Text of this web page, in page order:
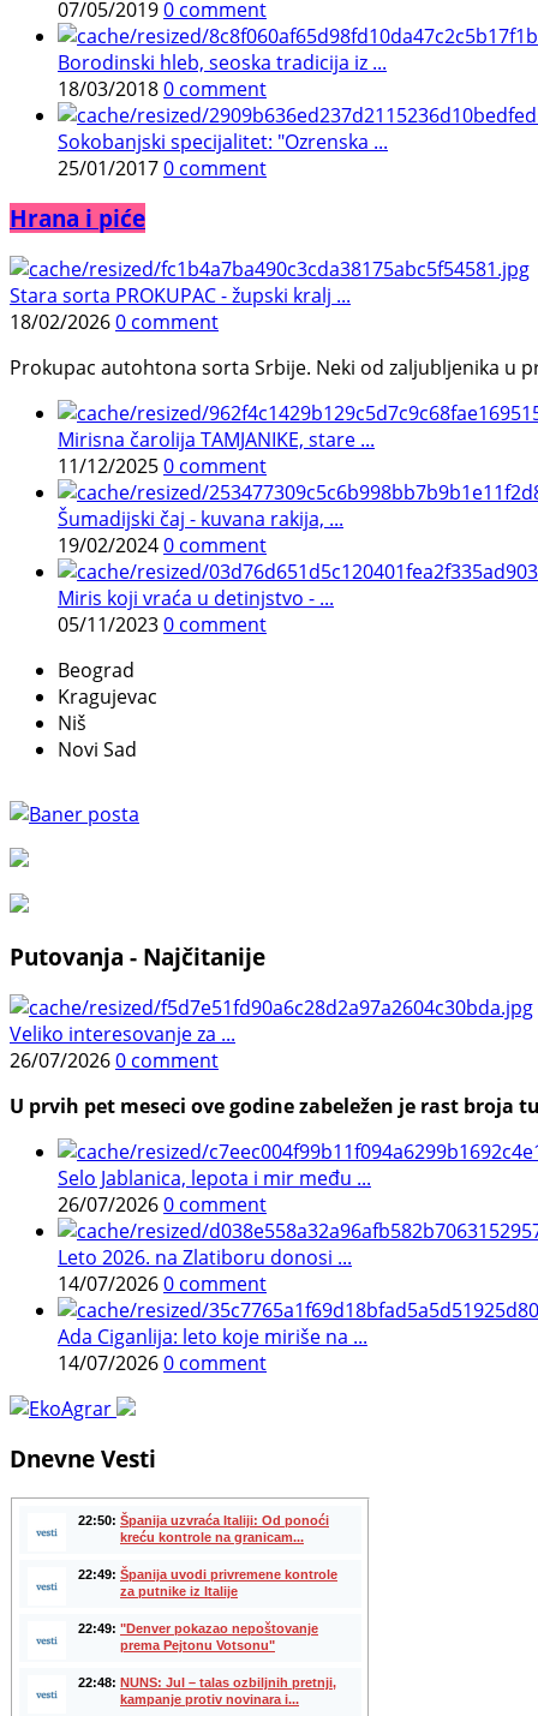
07/05/20190 comment
Borodinski hleb, seoska tradicija iz ...
18/03/20180 comment
Sokobanjski specijalitet: "Ozrenska ...
25/01/20170 comment
Hrana i piće
Stara sorta PROKUPAC - župski kralj ...
18/02/20260 comment
Prokupac autohtona sorta Srbije. Neki od zaljubljenika u
Mirisna čarolija TAMJANIKE, stare ...
11/12/20250 comment
Šumadijski čaj - kuvana rakija, ...
19/02/20240 comment
Miris koji vraća u detinjstvo - ...
05/11/20230 comment
Beograd
Kragujevac
Niš
Novi Sad
Putovanja - Najčitanije
Veliko interesovanje za ...
26/07/20260 comment
U prvih pet meseci ove godine zabeležen je rast
Selo Jablanica, lepota i mir među ...
26/07/20260 comment
Leto 2026. na Zlatiboru donosi ...
14/07/20260 comment
Ada Ciganlija: leto koje miriše na ...
14/07/20260 comment
Dnevne Vesti